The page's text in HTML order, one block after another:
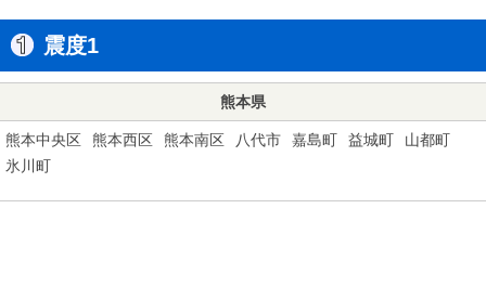
震度1
熊本県
熊本中央区 熊本西区 熊本南区 八代市 嘉島町 益城町
山都町
氷川町